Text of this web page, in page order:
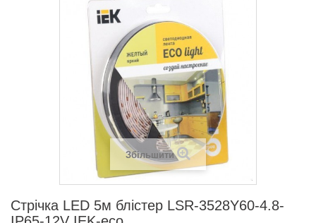
Збільшити
Стрічка LED 5м блістер LSR-3528Y60-4.8-